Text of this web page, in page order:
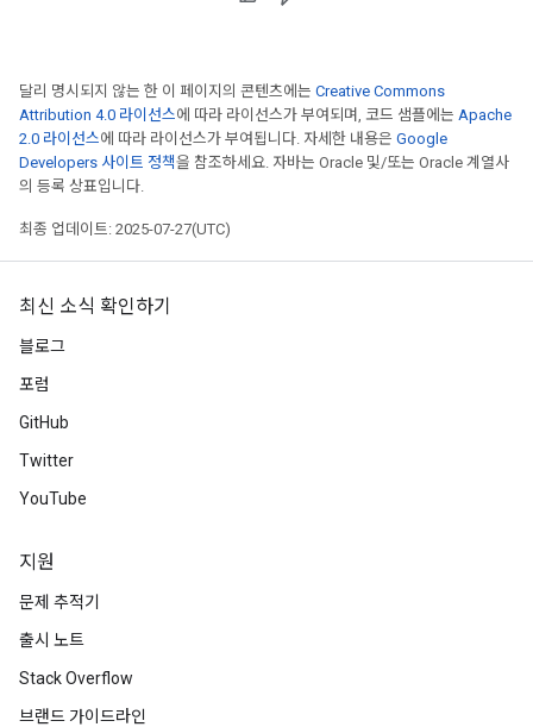
달리 명시되지 않는 한 이 페이지의 콘텐츠에는 Creative Commons
Attribution 4.0 라이선스에 따라 라이선스가 부여되며, 코드 샘플에는 Apache
2.0 라이선스에 따라 라이선스가 부여됩니다. 자세한 내용은 Google
Developers 사이트 정책을 참조하세요. 자바는 Oracle 및/또는 Oracle 계열사
의 등록 상표입니다.
최종 업데이트: 2025-07-27(UTC)
최신 소식 확인하기
블로그
포럼
GitHub
Twitter
YouTube
지원
문제 추적기
출시 노트
Stack Overflow
브랜드 가이드라인